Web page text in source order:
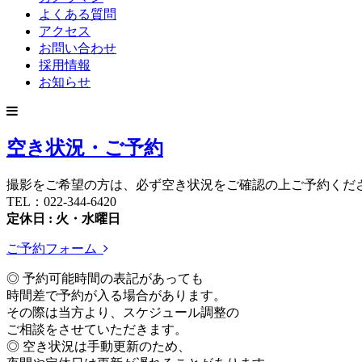
よくある質問
アクセス
お問い合わせ
採用情報
お知らせ
空き状況・ご予約
撮影をご希望の方は、必ず空き状況をご確認の上ご予約くだ
TEL：022-344-6420
定休日 : 火・水曜日
ご予約フォーム
◎ 予約可能時間の表記があっても
時間差で予約が入る場合があります。
その際は当方より、スケジュール調整の
ご相談をさせていただきます。
◎ 空き状況は手動更新のため、